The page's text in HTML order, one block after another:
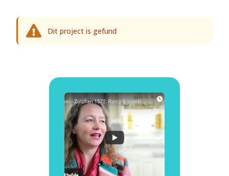
Dit project is gefund